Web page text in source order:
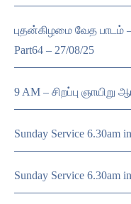
புதன்கிழமை வேத பாடம்
Part64 – 27/08/25
9 AM – சிறப்பு ஞாயிறு
Sunday Service 6.30am
Sunday Service 6.30am